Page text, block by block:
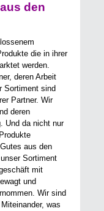
den
die in ihrer
werden.
deren Arbeit
Sortiment sind
Partner. Wir
deren
Und da nicht nur
aus den
Sortiment
mit
und
Wir sind
was